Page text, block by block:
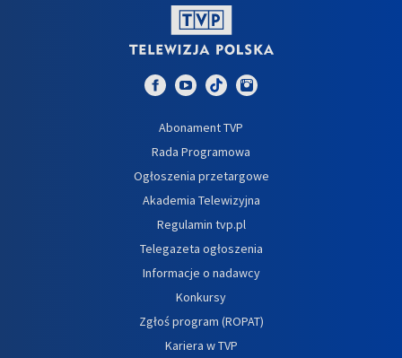
Abonament TVP
Rada Programowa
Ogłoszenia przetargowe
Akademia Telewizyjna
Regulamin tvp.pl
Telegazeta ogłoszenia
Informacje o nadawcy
Konkursy
Zgłoś program (ROPAT)
Kariera w TVP